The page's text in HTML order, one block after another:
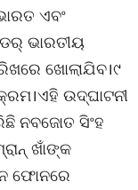
ଏବଂ
ଭାରତୀୟ
ଖୋଲାଯିବ।୯
ଉଦ୍ଘାଟନୀ
ନବଜୋତ ସିଂହ
ଖାଁଙ୍କ
ଫୋନରେ